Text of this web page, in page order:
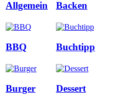
Allgemein Backen
BBQ Buchtipp
Burger Dessert